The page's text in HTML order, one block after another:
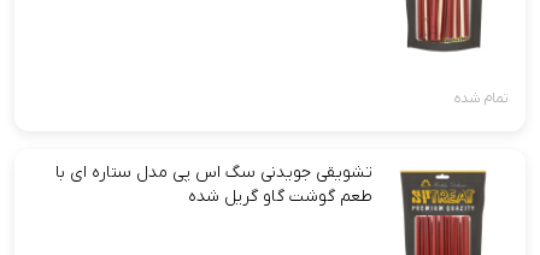
تمام شده
تشویقی جویدنی سگ اس پی مدل ستاره ای با
طعم گوشت گاو گریل شده